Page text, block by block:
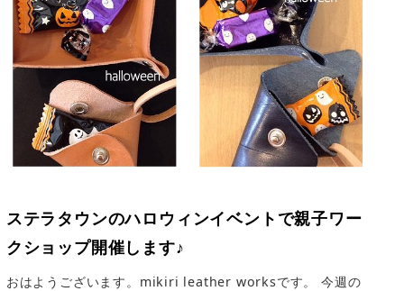
ステラタウンのハロウィンイベントで親子ワー
クショップ開催します♪
おはようございます。mikiri leather worksです。 今週の